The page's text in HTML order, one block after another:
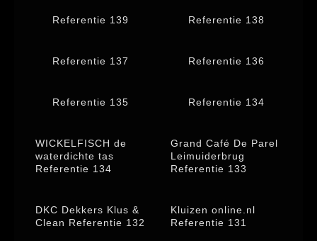
Referentie 139 Referentie 138
Referentie 137 Referentie 136
Referentie 135 Referentie 134
WICKELFISCH de
waterdichte tas
Referentie 134
Grand Café De Parel
Leimuiderbrug
Referentie 133
DKC Dekkers Klus &
Clean Referentie 132
Kluizen online.nl
Referentie 131